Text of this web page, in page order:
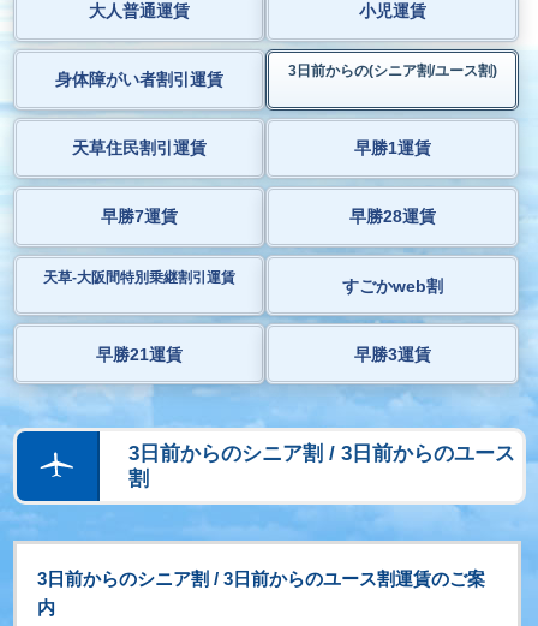
大人普通運賃 小児運賃
身体障がい者割引運賃 3日前からの(シニア割/ユース割)
天草住民割引運賃 早勝1運賃
早勝7運賃 早勝28運賃
天草-大阪間特別乗継割引運賃 すごかweb割
早勝21運賃 早勝3運賃
3日前からのシニア割 / 3日前からのユース
割
3日前からのシニア割 / 3日前からのユース割運賃のご案
内